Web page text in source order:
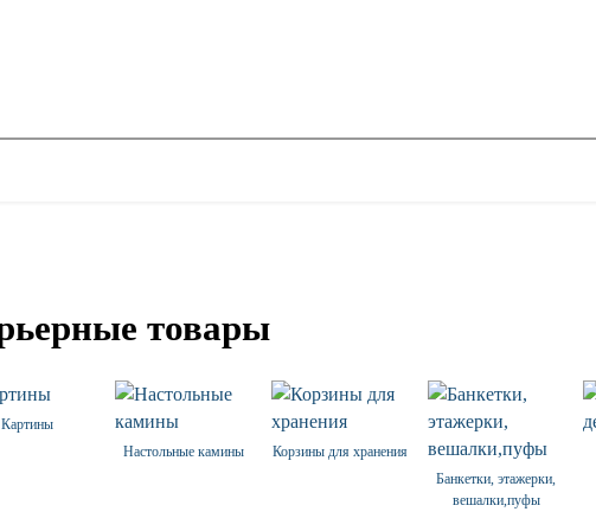
товары
Картины
Настольные камины
Корзины для хранения
Банкетки, этажерки,
вешалки,пуфы